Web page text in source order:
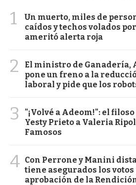
1
Un muerto, miles de
caídos y techos volados
ameritó alerta roja
2
El ministro de Ganadería,
pone un freno a la
laboral y pide que los
3
"¡Volvé a Adeom!": el
Yesty Prieto a Valeria
Famosos
4 Con Perrone y Manini
tiene asegurados los votos
aprobación de la